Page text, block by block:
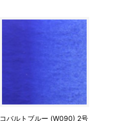
コバルトブルー (W090) 2号